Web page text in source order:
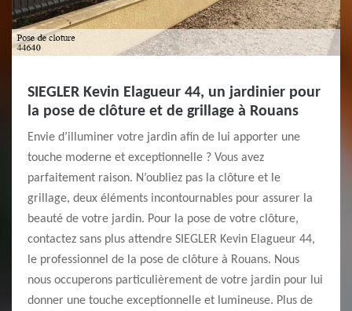
SIEGLER Kevin Elagueur 44, un jardinier pour
la pose de clôture et de grillage à Rouans
Envie d’illuminer votre jardin afin de lui apporter une
touche moderne et exceptionnelle ? Vous avez
parfaitement raison. N’oubliez pas la clôture et le
grillage, deux éléments incontournables pour assurer la
beauté de votre jardin. Pour la pose de votre clôture,
contactez sans plus attendre SIEGLER Kevin Elagueur 44,
le professionnel de la pose de clôture à Rouans. Nous
nous occuperons particulièrement de votre jardin pour lui
donner une touche exceptionnelle et lumineuse. Plus de